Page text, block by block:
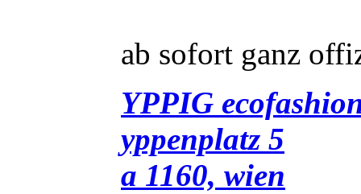
ab sofort ganz
YPPIG
yppenplatz 5
a 1160, wien